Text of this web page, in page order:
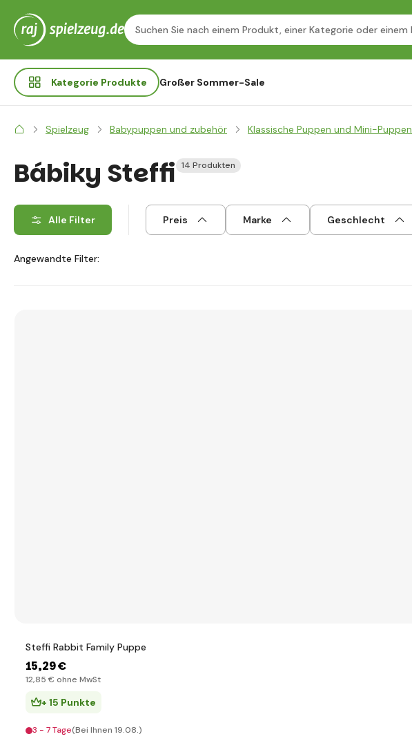
Kategorie Produkte Großer Sommer-Sale
Spielzeug Babypuppen und zubehör Klassische Puppen und Mini-Puppen
Bábiky Steffi 14 Produkten
Alle Filter Preis Marke Geschlecht
Angewandte Filter:
Steffi Rabbit Family Puppe
15,29 €
12,85 € ohne MwSt
+ 15 Punkte
3 - 7 Tage(Bei Ihnen 19.08.)